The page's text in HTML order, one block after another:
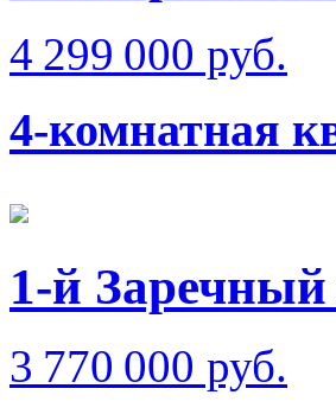
4 299 000 руб.
4-комнатная
1-й
3 770 000 руб.